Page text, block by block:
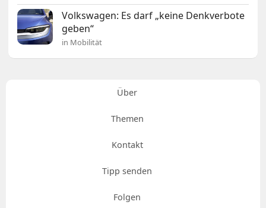
Volkswagen: Es darf „keine Denkverbote
geben“
in Mobilität
Über
Themen
Kontakt
Tipp senden
Folgen